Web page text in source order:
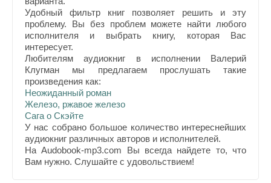
Удобный фильтр книг позволяет решить и эту
проблему. Вы без проблем можете найти любого
исполнителя и выбрать книгу, которая Вас
интересует.
Любителям аудиокниг в исполнении Валерий
Клугман мы предлагаем прослушать такие
произведения как:
Неожиданный роман
Железо, ржавое железо
Сага о Скэйте
У нас собрано большое количество интереснейших
аудиокниг различных авторов и исполнителей.
На Audobook-mp3.com Вы всегда найдете то, что
Вам нужно. Слушайте с удовольствием!